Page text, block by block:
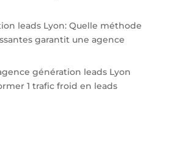
leads Lyon: Quelle méthode
garantit une agence
génération leads Lyon
1 trafic froid en leads